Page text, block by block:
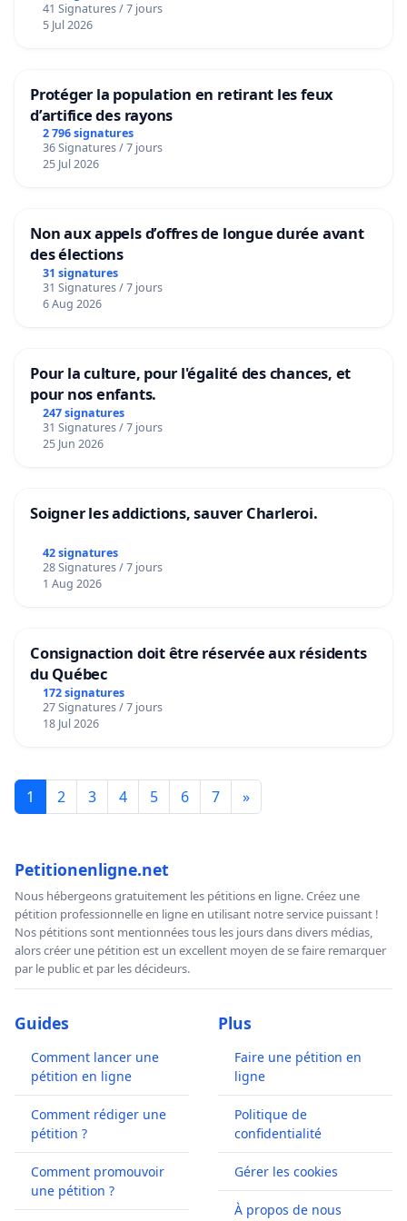
41 Signatures / 7 jours
5 Jul 2026
Protéger la population en retirant les feux
d’artifice des rayons
2 796 signatures
36 Signatures / 7 jours
25 Jul 2026
Non aux appels d’offres de longue durée avant
des élections
31 signatures
31 Signatures / 7 jours
6 Aug 2026
Pour la culture, pour l'égalité des chances, et
pour nos enfants.
247 signatures
31 Signatures / 7 jours
25 Jun 2026
Soigner les addictions, sauver Charleroi.
42 signatures
28 Signatures / 7 jours
1 Aug 2026
Consignaction doit être réservée aux résidents
du Québec
172 signatures
27 Signatures / 7 jours
18 Jul 2026
1 2 3 4 5 6 7 »
Petitionenligne.net
Nous hébergeons gratuitement les pétitions en ligne. Créez une
pétition professionnelle en ligne en utilisant notre service puissant !
Nos pétitions sont mentionnées tous les jours dans divers médias,
alors créer une pétition est un excellent moyen de se faire remarquer
par le public et par les décideurs.
Guides
Comment lancer une
pétition en ligne
Comment rédiger une
pétition ?
Comment promouvoir
une pétition ?
Plus
Faire une pétition en
ligne
Politique de
confidentialité
Gérer les cookies
À propos de nous